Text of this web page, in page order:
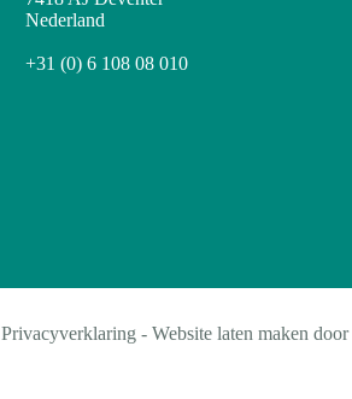
Nederland
+31 (0) 6 108 08 010
Privacyverklaring - Website laten maken door